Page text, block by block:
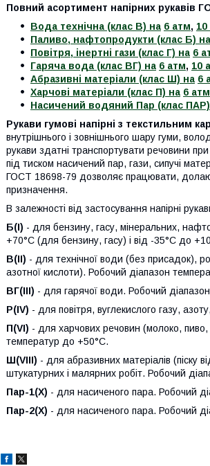
Повний асортимент напірних рукавів
Вода технічна (клас В) на 6 атм, 10
Паливо, нафтопродукти (клас Б) на
Повітря, інертні гази (клас Г) на 6
Гаряча вода (клас ВГ) на 6 атм, 10
Абразивні матеріали (клас Ш) на 6
Харчові матеріали (клас П) на 6 атм
Насичений водяний Пар (клас
Рукави гумові напірні з текстильним
внутрішнього і зовнішнього шару гуми,
рукави здатні транспортувати речовини
під тиском насичений пар, гази, сипучі
ГОСТ 18698-79 дозволяє працювати,
призначення.
В залежності від застосування напірні
Б(I) - для бензину, гасу, мінеральних,
+70°С (для бензину, гасу) і від -35°С до
В(II) - для технічної води (без присадок),
азотної кислоти). Робочий діапазон
ВГ(III) - для гарячої води. Робочий
Р(IV) - для повітря, вуглекислого газу,
П(VI) - для харчових речовин (молоко,
температур до +50°С.
Ш(VIII) - для абразивних матеріалів (піску
штукатурних і малярних робіт. Робочий
Пар-1(Х) - для насиченого пара. Робочий
Пар-2(Х) - для насиченого пара. Робочий